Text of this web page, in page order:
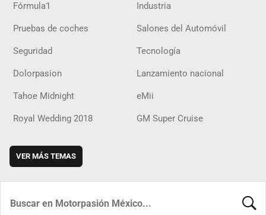
Fórmula1 Industria
Pruebas de coches Salones del Automóvil
Seguridad Tecnología
Dolorpasion Lanzamiento nacional
Tahoe Midnight eMii
Royal Wedding 2018 GM Super Cruise
VER MÁS TEMAS